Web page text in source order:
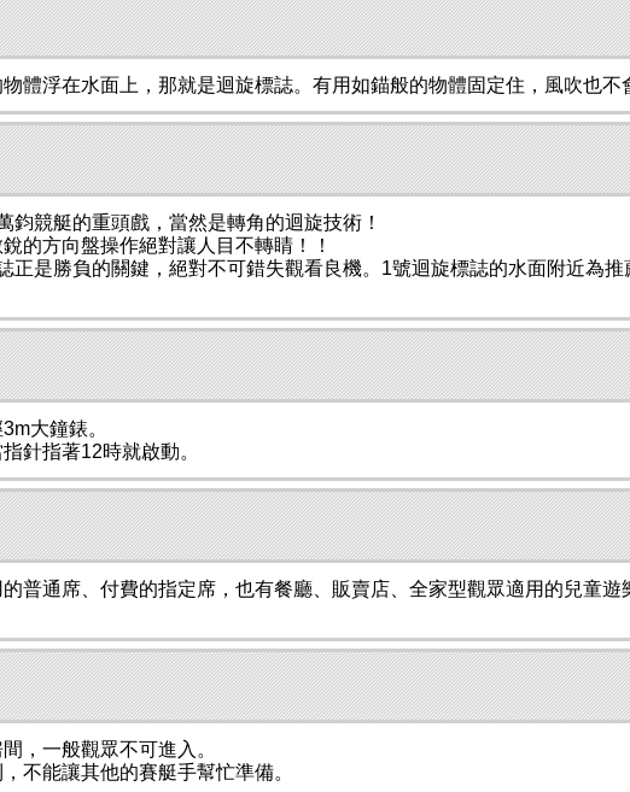
體浮在水面上，那就是迴旋標誌。有用如錨般的物體固定住，風吹也不
鈞競艇的重頭戲，當然是轉角的迴旋技術！
的方向盤操作絕對讓人目不轉睛！！
正是勝負的關鍵，絕對不可錯失觀看良機。1號迴旋標誌的水面附近為推
大鐘錶。
針指著12時就啟動。
普通席、付費的指定席，也有餐廳、販賣店、全家型觀眾適用的兒童遊
，一般觀眾不可進入。
不能讓其他的賽艇手幫忙準備。